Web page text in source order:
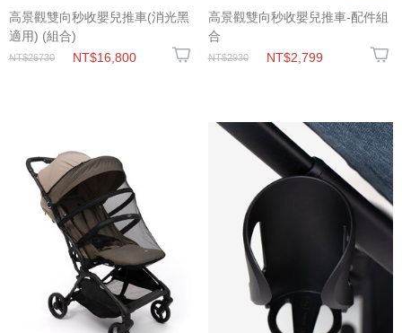
高景觀雙向秒收嬰兒推車(消光黑
適用) (組合)
NT$26730 NT$16,800
高景觀雙向秒收嬰兒推車-配件組
合
NT$2930 NT$2,799